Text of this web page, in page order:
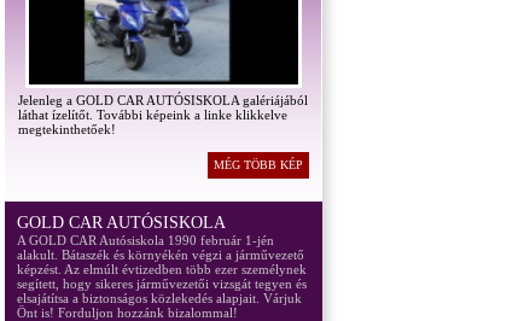
Jelenleg a GOLD CAR AUTÓSISKOLA galériájából
láthat ízelítőt. További képeink a linke klikkelve
megtekinthetőek!
MÉG TÖBB KÉP
GOLD CAR AUTÓSISKOLA
A GOLD CAR Autósiskola 1990 február 1-jén
alakult. Bátaszék és környékén végzi a járművezető
képzést. Az elmúlt évtizedben több ezer személynek
segített, hogy sikeres járművezetői vizsgát tegyen és
elsajátítsa a biztonságos közlekedés alapjait. Várjuk
Önt is! Forduljon hozzánk bizalommal!